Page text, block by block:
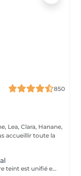
850
Lea, Clara, Hanane,
accueillir toute la
Ce soin purifie et hydrate votre peau. Votre teint est unifié et lumineux, grâce à l' alliance du Charbon Végétal et de l'édulis